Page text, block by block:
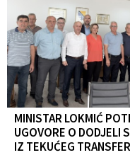
MINISTAR LOKMIĆ
UGOVORE O DODJELI
IZ TEKUĆEG